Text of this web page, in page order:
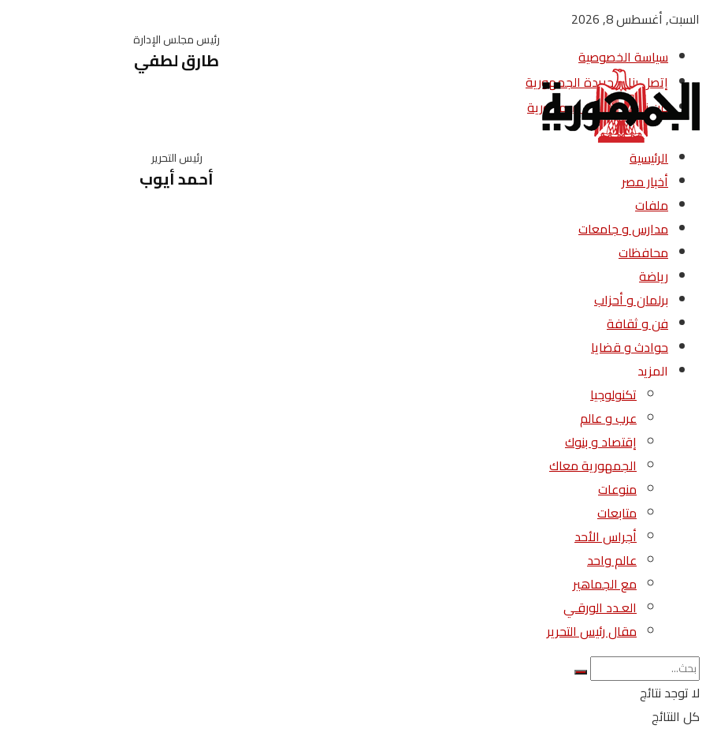
السبت, أغسطس 8, 2026
سياسة الخصوصية
إتصل بنا – جريدة الجمهورية
من نحن – جريدة الجمهورية
رئيس مجلس الإدارة
طارق لطفي
رئيس التحرير
أحمد أيوب
الرئيسية
أخبار مصر
ملفات
مدارس و جامعات
محافظات
رياضة
برلمان و أحزاب
فن و ثقافة
حوادث و قضايا
المزيد
تكنولوجيا
عرب و عالم
إقتصاد و بنوك
الجمهورية معاك
منوعات
متابعات
أجراس الأحد
عالم واحد
مع الجماهير
العـدد الورقـي
مقال رئيس التحرير
لا توجد نتائج
كل النتائج